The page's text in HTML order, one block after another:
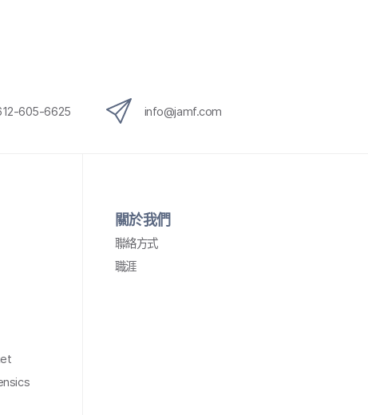
605-6625 info@jamf.com
關於​我們
聯絡​方式
職涯